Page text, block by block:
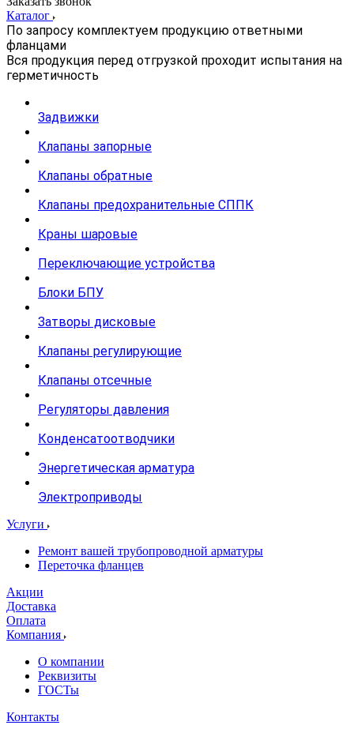
Каталог
По запросу комплектуем продукцию ответными
фланцами
Вся продукция перед отгрузкой проходит испытания на
герметичность
Задвижки
Клапаны запорные
Клапаны обратные
Клапаны предохранительные СППК
Краны шаровые
Переключающие устройства
Блоки БПУ
Затворы дисковые
Клапаны регулирующие
Клапаны отсечные
Регуляторы давления
Конденсатоотводчики
Энергетическая арматура
Электроприводы
Услуги
Ремонт вашей трубопроводной арматуры
Переточка фланцев
Акции
Доставка
Оплата
Компания
О компании
Реквизиты
ГОСТы
Контакты